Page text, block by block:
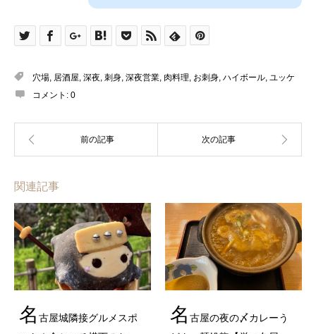
穴場 居酒屋 深夜 刺身 深夜営業 肉料理 お刺身 ハイボール ユッケ
コメント: 0
関連記事
名 古屋城隣接グルメスポ
名 古屋の夜の〆カレーう